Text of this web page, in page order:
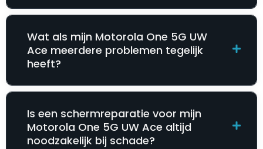
Wat als mijn Motorola One 5G UW
Ace meerdere problemen tegelijk
heeft?
Is een schermreparatie voor mijn
Motorola One 5G UW Ace altijd
noodzakelijk bij schade?